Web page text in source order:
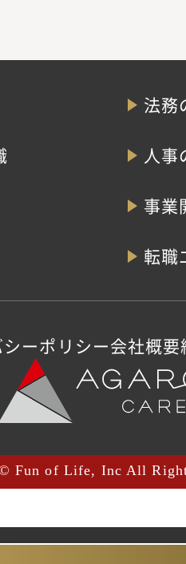
法務
人事
事業
転職
ーポリシー会社概要
Fun of Life, Inc All Right